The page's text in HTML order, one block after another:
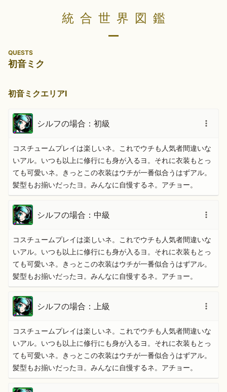
統合世界図鑑
QUESTS
初音ミク
初音ミクエリアⅠ
シルフの場合：初級
コスチュームプレイは楽しいネ。これでウチも人気者間違いな
いアル。いつも以上に修行にも身が入るヨ。それに衣装もとっ
ても可愛いネ。きっとこの衣装はウチが一番似合うはずアル。
髪型もお揃いだったヨ。みんなに自慢するネ。アチョー。
シルフの場合：中級
コスチュームプレイは楽しいネ。これでウチも人気者間違いな
いアル。いつも以上に修行にも身が入るヨ。それに衣装もとっ
ても可愛いネ。きっとこの衣装はウチが一番似合うはずアル。
髪型もお揃いだったヨ。みんなに自慢するネ。アチョー。
シルフの場合：上級
コスチュームプレイは楽しいネ。これでウチも人気者間違いな
いアル。いつも以上に修行にも身が入るヨ。それに衣装もとっ
ても可愛いネ。きっとこの衣装はウチが一番似合うはずアル。
髪型もお揃いだったヨ。みんなに自慢するネ。アチョー。